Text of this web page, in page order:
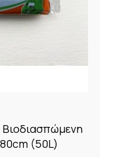
(50L)